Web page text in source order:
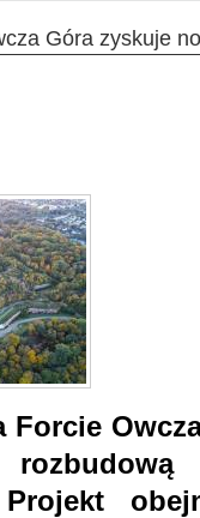
Góra zyskuje
Forcie
Projekt